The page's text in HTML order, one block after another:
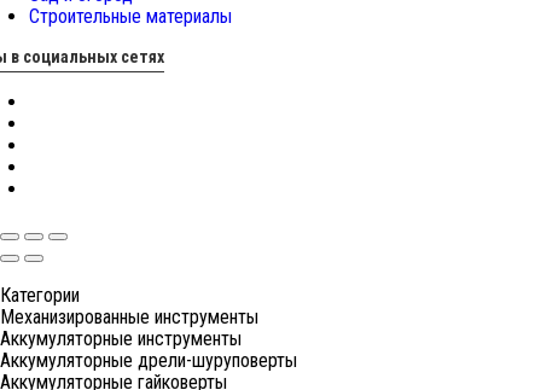
Строительные материалы
в социальных сетях
Категории
Механизированные инструменты
Аккумуляторные инструменты
Аккумуляторные дрели-шуруповерты
Аккумуляторные гайковерты